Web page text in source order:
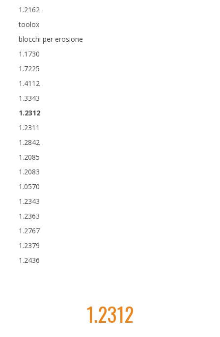
1.2162
toolox
blocchi per erosione
1.1730
1.7225
1.4112
1.3343
1.2312
1.2311
1.2842
1.2085
1.2083
1.0570
1.2343
1.2363
1.2767
1.2379
1.2436
1.2312